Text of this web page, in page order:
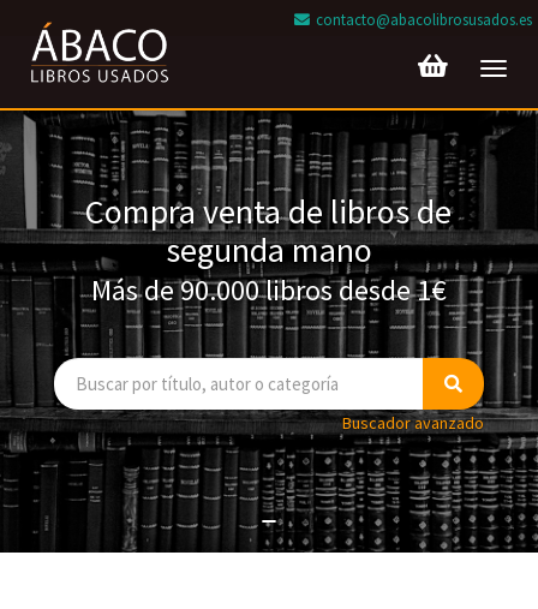
contacto@abacolibrosusados.es
Compra venta de libros de
segunda mano
Más de 90.000 libros desde 1€
Buscador avanzado